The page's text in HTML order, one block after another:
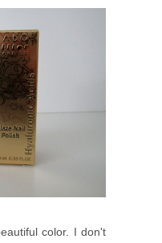
color. I don't